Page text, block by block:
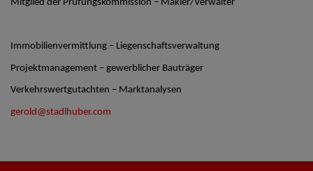
Mitglied der Prüfungskommission – Makler/Verwalter
Immobilienvermittlung – Liegenschaftsverwaltung
Projektmanagement – gewerblicher Bauträger
Verkehrswertgutachten – Marktanalysen
gerold@stadlhuber.com